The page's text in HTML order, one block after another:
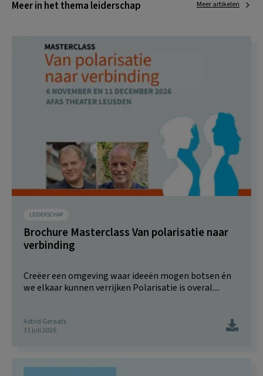
Meer in het thema leiderschap Meer artikelen
LEIDERSCHAP
Brochure Masterclass Van polarisatie naar
verbinding
Creëer een omgeving waar ideeën mogen botsen én
we elkaar kunnen verrijken Polarisatie is overal....
Astrid Geraats
31 juli 2026